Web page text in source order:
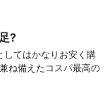
?
てはかなりお安く購
ね備えたコスパ最高の